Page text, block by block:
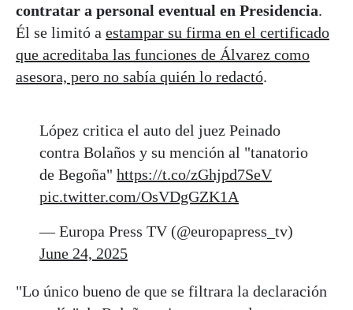
contratar a personal eventual en Presidencia.
Él se limitó a estampar su firma en el certificado
que acreditaba las funciones de Álvarez como
asesora, pero no sabía quién lo redactó.
López critica el auto del juez Peinado
contra Bolaños y su mención al "tanatorio
de Begoña" https://t.co/zGhjpd7SeV
pic.twitter.com/OsVDgGZK1A
— Europa Press TV (@europapress_tv)
June 24, 2025
"Lo único bueno de que se filtrara la declaración